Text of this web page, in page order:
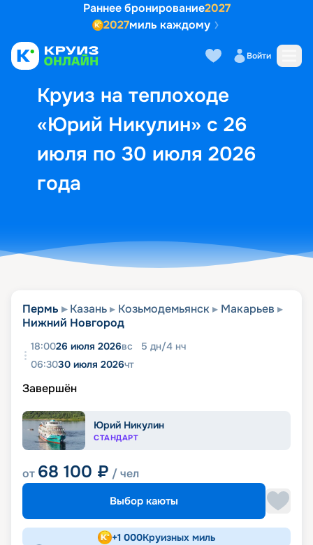
Раннее бронирование2027
2027миль каждому
Войти
Круиз на теплоходе
«Юрий Никулин» с 26
июля по 30 июля 2026
года
Выбор кают Маршрут и
Пермь Казань Козьмодемьянск
Макарьев
Нижний Новгород
18:0026 июля 2026вс 5 дн/4 нч
06:3030 июля 2026чт
Завершён
Юрий Никулин
СТАНДАРТ
от 68 100 ₽ / чел
Выбор каюты
+1 000Круизных миль